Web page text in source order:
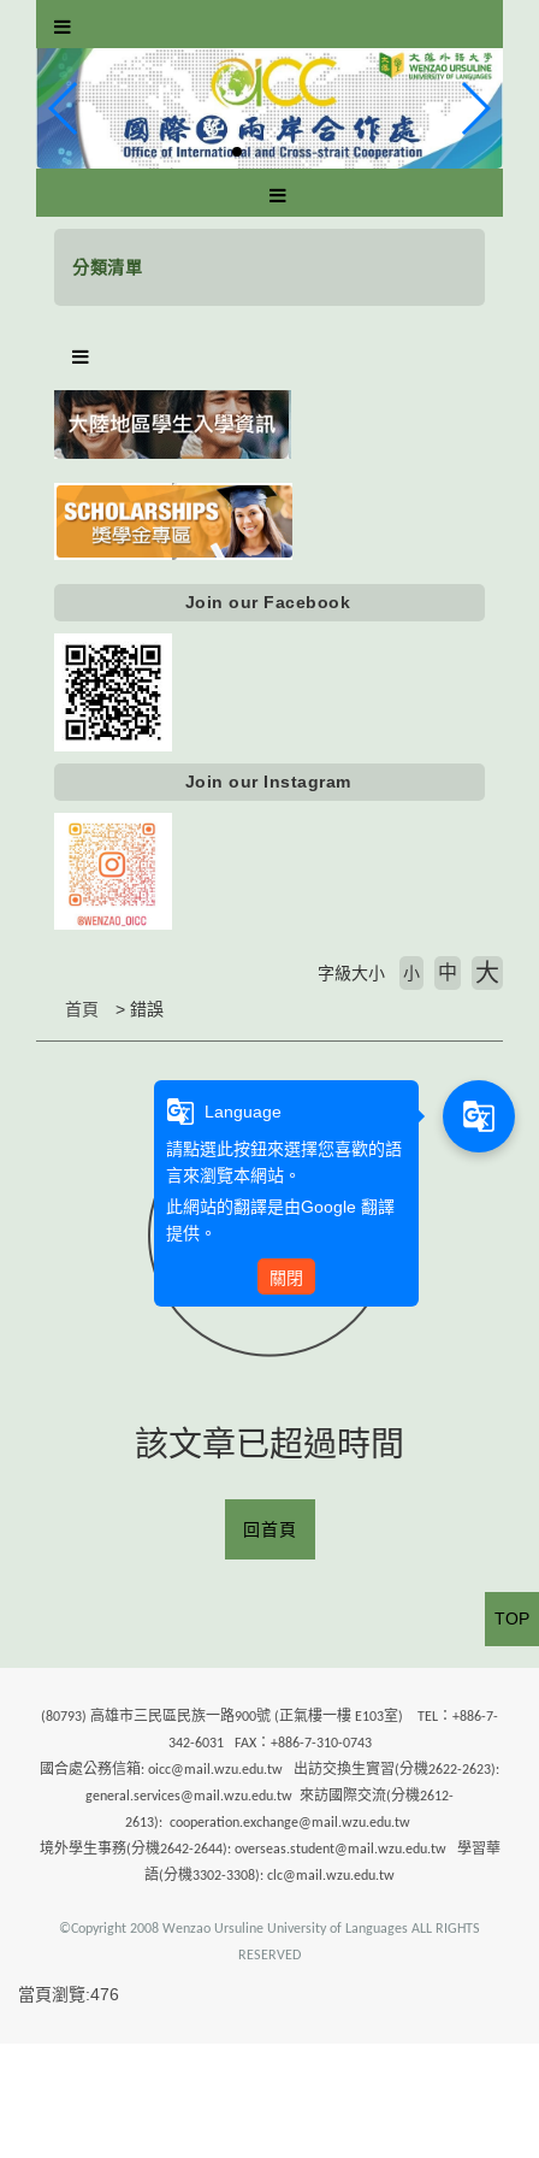
分類清單
Join our Facebook
Join our Instagram
首頁 錯誤
字級大小 小 中 大
該文章已超過時間
回首頁
(80793) 高雄市三民區民族一路900號 (正氣樓一樓 E103室) TEL：+886-7-
342-6031 FAX：+886-7-310-0743
國合處公務信箱: oicc@mail.wzu.edu.tw 出訪交換生實習(分機2622-2623):
general.services@mail.wzu.edu.tw 來訪國際交流(分機2612-
2613): cooperation.exchange@mail.wzu.edu.tw
境外學生事務(分機2642-2644): overseas.student@mail.wzu.edu.tw 學習華
語(分機3302-3308): clc@mail.wzu.edu.tw
©Copyright 2008 Wenzao Ursuline University of Languages ALL RIGHTS
RESERVED
當頁瀏覽:476
TOP
g_translate
Language
請點選此按鈕來選擇您喜歡的語
言來瀏覽本網站。
此網站的翻譯是由Google 翻譯
提供。
關閉
g_translate